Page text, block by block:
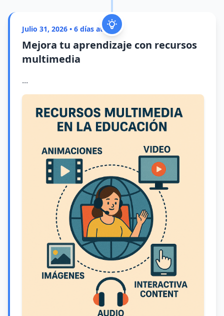
Julio 31, 2026 • 6 días atrás
Mejora tu aprendizaje con recursos
multimedia
...